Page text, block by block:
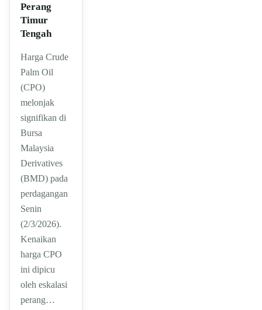
Perang
Timur
Tengah
Harga Crude
Palm Oil
(CPO)
melonjak
signifikan di
Bursa
Malaysia
Derivatives
(BMD) pada
perdagangan
Senin
(2/3/2026).
Kenaikan
harga CPO
ini dipicu
oleh eskalasi
perang…